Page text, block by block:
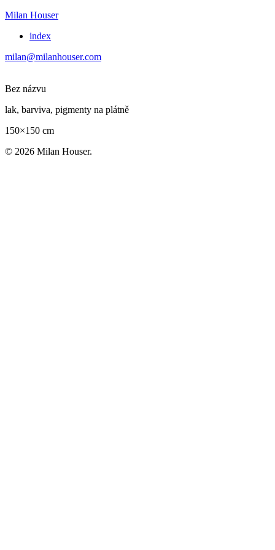
Milan Houser
index
milan@milanhouser.com
Bez názvu
lak, barviva, pigmenty na plátně
150×150 cm
© 2026 Milan Houser.